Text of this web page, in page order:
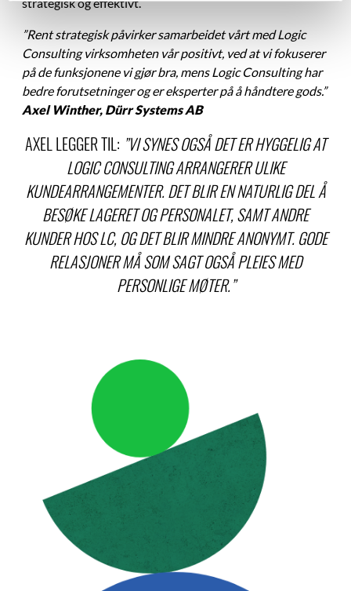
”Rent strategisk påvirker samarbeidet vårt med Logic
Consulting virksomheten vår positivt, ved at vi fokuserer
på de funksjonene vi gjør bra, mens Logic Consulting har
bedre forutsetninger og er eksperter på å håndtere gods.”
Axel Winther, Dürr Systems AB
AXEL LEGGER TIL: ”VI SYNES OGSÅ DET ER HYGGELIG AT
LOGIC CONSULTING ARRANGERER ULIKE
KUNDEARRANGEMENTER. DET BLIR EN NATURLIG DEL Å
BESØKE LAGERET OG PERSONALET, SAMT ANDRE
KUNDER HOS LC, OG DET BLIR MINDRE ANONYMT. GODE
RELASJONER MÅ SOM SAGT OGSÅ PLEIES MED
PERSONLIGE MØTER.”